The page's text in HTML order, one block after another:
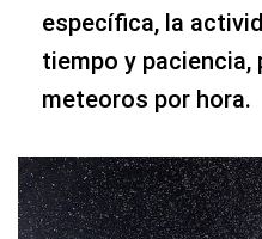
específica, la
tiempo y paciencia,
meteoros por hora.